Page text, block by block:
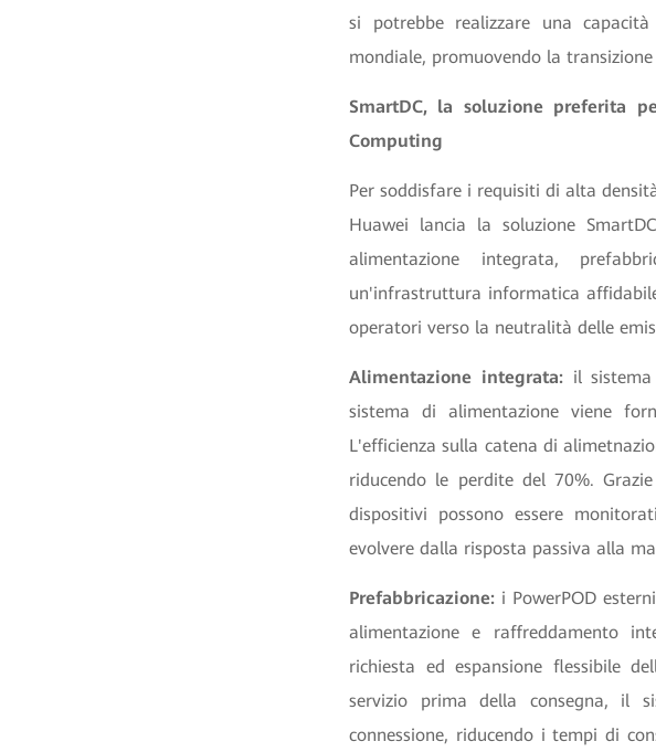
si potrebbe realizzare una
mondiale, promuovendo la
SmartDC, la soluzione preferita
Computing
Per soddisfare i requisiti di alta
Huawei lancia la soluzione
alimentazione integrata,
un'infrastruttura informatica
operatori verso la neutralità delle
Alimentazione integrata: il
sistema di alimentazione viene
L'efficienza sulla catena di
riducendo le perdite del 70%.
dispositivi possono essere
evolvere dalla risposta passiva alla
Prefabbricazione: i PowerPOD
alimentazione e raffreddamento
richiesta ed espansione flessibile
servizio prima della consegna, il
connessione, riducendo i tempi di